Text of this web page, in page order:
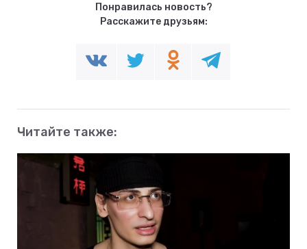
Понравилась новость?
Расскажите друзьям:
Читайте также: